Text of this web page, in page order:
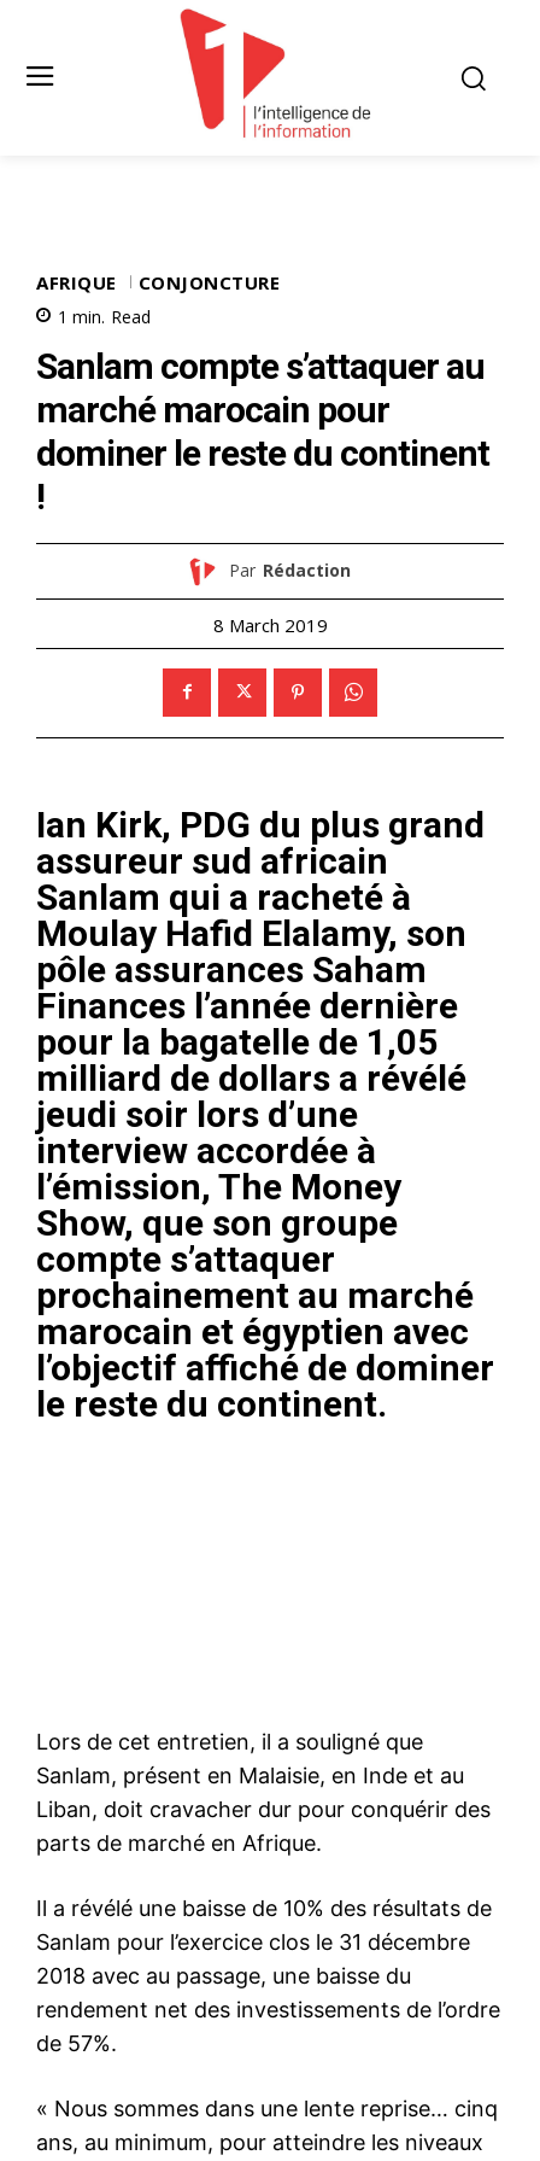
AFRIQUE CONJONCTURE
1 min. Read
Sanlam compte s’attaquer au
marché marocain pour
dominer le reste du continent
!
Par Rédaction
8 March 2019
Ian Kirk, PDG du plus grand
assureur sud africain
Sanlam qui a racheté à
Moulay Hafid Elalamy, son
pôle assurances Saham
Finances l’année dernière
pour la bagatelle de 1,05
milliard de dollars a révélé
jeudi soir lors d’une
interview accordée à
l’émission, The Money
Show, que son groupe
compte s’attaquer
prochainement au marché
marocain et égyptien avec
l’objectif affiché de dominer
le reste du continent.
Lors de cet entretien, il a souligné que
Sanlam, présent en Malaisie, en Inde et au
Liban, doit cravacher dur pour conquérir des
parts de marché en Afrique.
Il a révélé une baisse de 10% des résultats de
Sanlam pour l’exercice clos le 31 décembre
2018 avec au passage, une baisse du
rendement net des investissements de l’ordre
de 57%.
« Nous sommes dans une lente reprise… cinq
ans, au minimum, pour atteindre les niveaux